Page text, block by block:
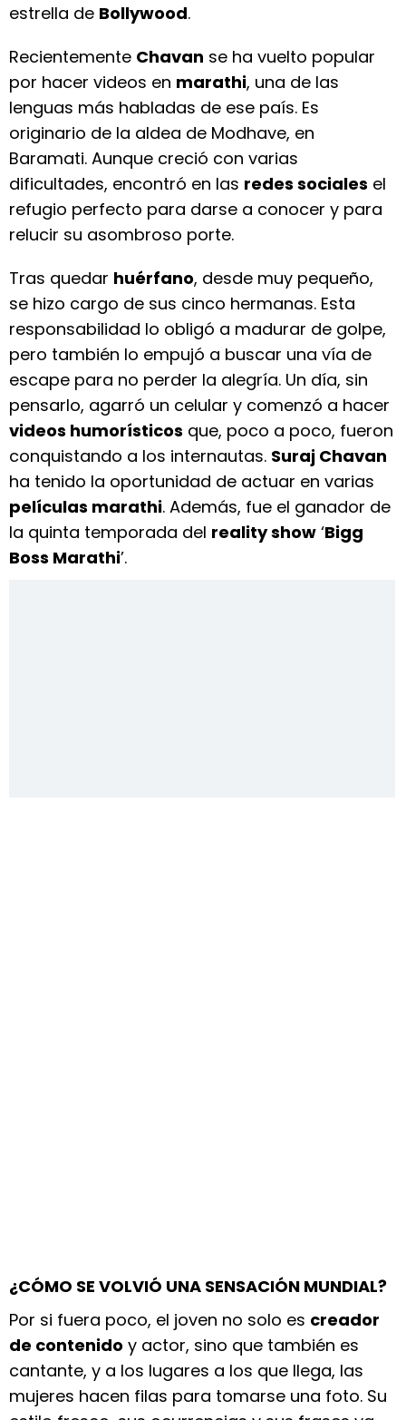
estrella de Bollywood.
Recientemente Chavan se ha vuelto popular
por hacer videos en marathi, una de las
lenguas más habladas de ese país. Es
originario de la aldea de Modhave, en
Baramati. Aunque creció con varias
dificultades, encontró en las redes sociales el
refugio perfecto para darse a conocer y para
relucir su asombroso porte.
Tras quedar huérfano, desde muy pequeño,
se hizo cargo de sus cinco hermanas. Esta
responsabilidad lo obligó a madurar de golpe,
pero también lo empujó a buscar una vía de
escape para no perder la alegría. Un día, sin
pensarlo, agarró un celular y comenzó a hacer
videos humorísticos que, poco a poco, fueron
conquistando a los internautas. Suraj Chavan
ha tenido la oportunidad de actuar en varias
películas marathi. Además, fue el ganador de
la quinta temporada del reality show ‘Bigg
Boss Marathi’.
¿CÓMO SE VOLVIÓ UNA SENSACIÓN MUNDIAL?
Por si fuera poco, el joven no solo es creador
de contenido y actor, sino que también es
cantante, y a los lugares a los que llega, las
mujeres hacen filas para tomarse una foto. Su